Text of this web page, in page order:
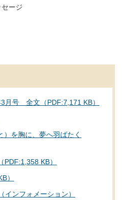
ージ
号 全文（PDF:7,171 KB）
を胸に、夢へ羽ばたく
PDF:1,358 KB）
）
ンフォメーション）